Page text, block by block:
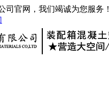
司官网，我们竭诚为您服务！